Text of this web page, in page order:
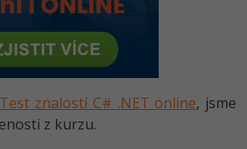
Bootstrap, SEO
verzování
aplikací
na AI a bigdata
Test znalostí C# .NET online, jsme
z kurzu.